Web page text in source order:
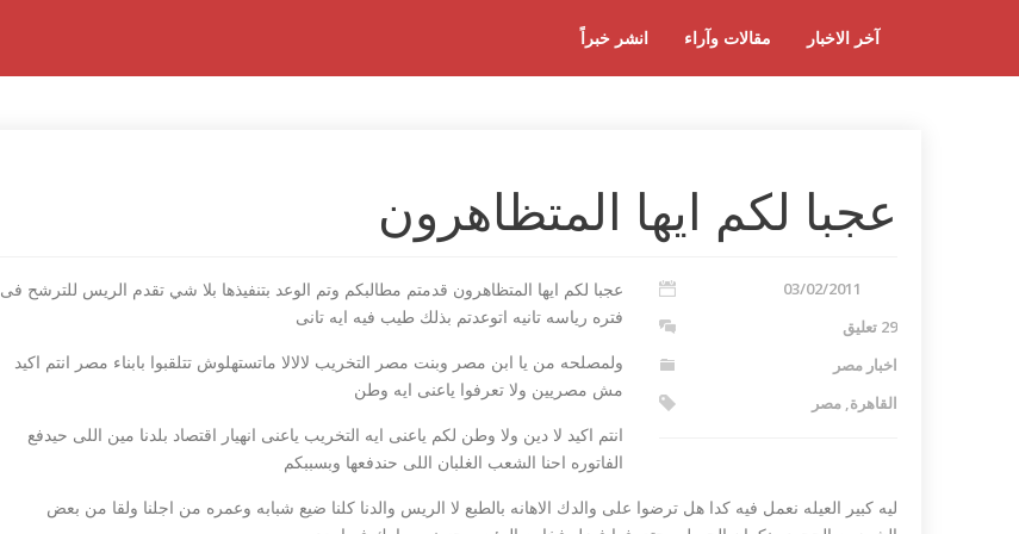
انشر خبراً مقالات وآراء آخر الاخبار
عجبا لكم ايها المتظاهرون
03/02/2011
29 تعليق
اخبار مصر
القاهرة, مصر
عجبا لكم ايها المتظاهرون قدمتم مطالبكم وتم الوعد بتنفيذها بلا شي تقدم الريس للترشح فى
فتره رياسه تانيه اتوعدتم بذلك طيب فيه ايه تانى
ولمصلحه من يا ابن مصر وبنت مصر التخريب لالالا ماتستهلوش تتلقبوا بابناء مصر انتم اكيد
مش مصريين ولا تعرفوا ياعنى ايه وطن
انتم اكيد لا دين ولا وطن لكم ياعنى ايه التخريب ياعنى انهيار اقتصاد بلدنا مين اللى حيدفع
الفاتوره احنا الشعب الغلبان اللى حندفعها وبسببكم
ليه كبير العيله نعمل فيه كدا هل ترضوا على والدك الاهانه بالطبع لا الريس والدنا كلنا ضيع شبابه وعمره من اجلنا ولقا من بعض